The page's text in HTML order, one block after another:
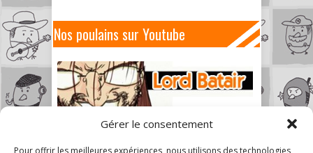
Gérer le consentement
Pour offrir les meilleures expériences, nous utilisons des technologies
Nos poulains sur Youtube